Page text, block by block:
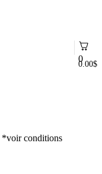
0
0.00$
*voir conditions